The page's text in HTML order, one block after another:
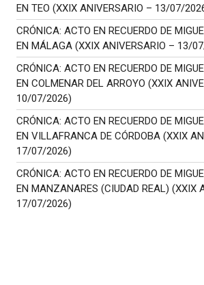
EN TEO (XXIX ANIVERSARIO – 13/07/
CRÓNICA: ACTO EN RECUERDO DE
EN MÁLAGA (XXIX ANIVERSARIO – 13/
CRÓNICA: ACTO EN RECUERDO DE
EN COLMENAR DEL ARROYO (XXIX
10/07/2026)
CRÓNICA: ACTO EN RECUERDO DE
EN VILLAFRANCA DE CÓRDOBA (XXIX
17/07/2026)
CRÓNICA: ACTO EN RECUERDO DE
EN MANZANARES (CIUDAD REAL) (XXIX
17/07/2026)